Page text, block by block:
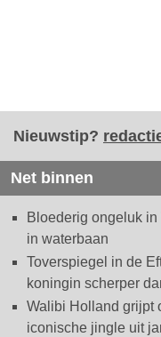
Nieuwstip?
Net binnen
Bloederig ongeluk
in waterbaan
Toverspiegel in de
koningin scherper
Walibi Holland grijpt
iconische jingle uit